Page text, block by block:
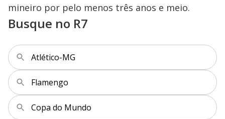
d
e
o
mineiro por pelo menos três anos e meio.
Busque no R7
Atlético-MG
Flamengo
Copa do Mundo